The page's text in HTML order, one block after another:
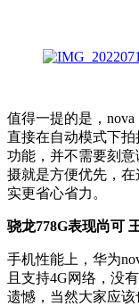
值得一提的是，nova
直接在自动模式下
功能，并不需要刻
摄就是方便优先，
实更省心省力。
骁龙778G表现尚可
手机性能上，华为
且支持4G网络，没
遗憾，当然大家应